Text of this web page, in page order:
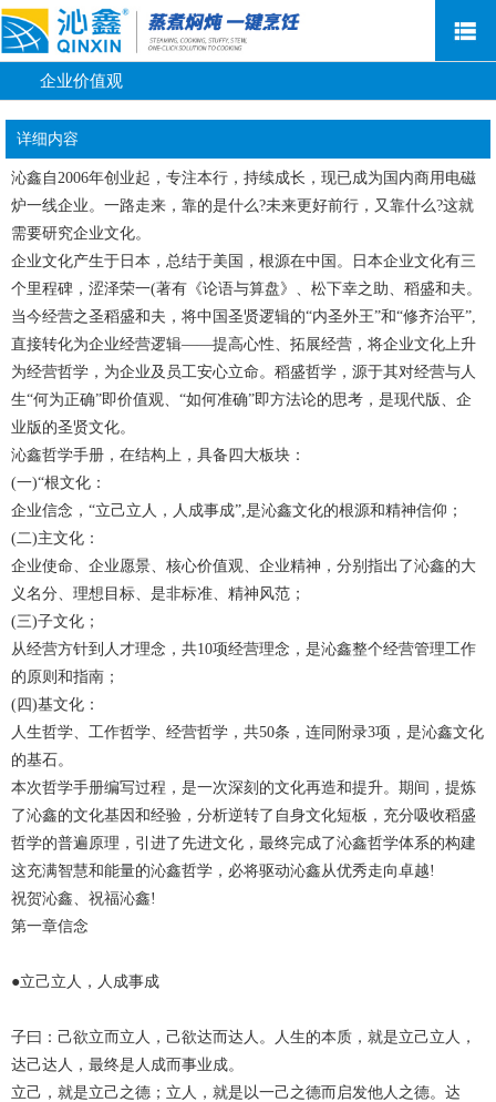
新闻资讯
售后服务
荣誉客户
联系我们
企业价值观
详细内容
沁鑫自2006年创业起，专注本行，持续成长，现已成为国内商用电磁
炉一线企业。一路走来，靠的是什么?未来更好前行，又靠什么?这就
需要研究企业文化。
企业文化产生于日本，总结于美国，根源在中国。日本企业文化有三
个里程碑，涩泽荣一(著有《论语与算盘》、松下幸之助、稻盛和夫。
当今经营之圣稻盛和夫，将中国圣贤逻辑的“内圣外王”和“修齐治平”,
直接转化为企业经营逻辑——提高心性、拓展经营，将企业文化上升
为经营哲学，为企业及员工安心立命。稻盛哲学，源于其对经营与人
生“何为正确”即价值观、“如何准确”即方法论的思考，是现代版、企
业版的圣贤文化。
沁鑫哲学手册，在结构上，具备四大板块：
(一)“根文化：
企业信念，“立己立人，人成事成”,是沁鑫文化的根源和精神信仰；
(二)主文化：
企业使命、企业愿景、核心价值观、企业精神，分别指出了沁鑫的大
义名分、理想目标、是非标准、精神风范；
(三)子文化；
从经营方针到人才理念，共10项经营理念，是沁鑫整个经营管理工作
的原则和指南；
(四)基文化：
人生哲学、工作哲学、经营哲学，共50条，连同附录3项，是沁鑫文化
的基石。
本次哲学手册编写过程，是一次深刻的文化再造和提升。期间，提炼
了沁鑫的文化基因和经验，分析逆转了自身文化短板，充分吸收稻盛
哲学的普遍原理，引进了先进文化，最终完成了沁鑫哲学体系的构建
这充满智慧和能量的沁鑫哲学，必将驱动沁鑫从优秀走向卓越!
祝贺沁鑫、祝福沁鑫!
第一章信念
●立己立人，人成事成
子曰：己欲立而立人，己欲达而达人。人生的本质，就是立己立人，
达己达人，最终是人成而事业成。
立己，就是立己之德；立人，就是以一己之德而启发他人之德。达